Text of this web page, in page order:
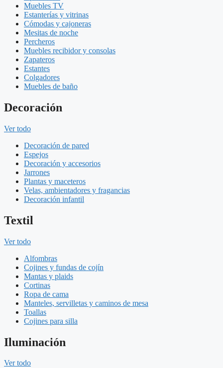
Muebles TV
Estanterías y vitrinas
Cómodas y cajoneras
Mesitas de noche
Percheros
Muebles recibidor y consolas
Zapateros
Estantes
Colgadores
Muebles de baño
Decoración
Ver todo
Decoración de pared
Espejos
Decoración y accesorios
Jarrones
Plantas y maceteros
Velas, ambientadores y fragancias
Decoración infantil
Textil
Ver todo
Alfombras
Cojines y fundas de cojín
Mantas y plaids
Cortinas
Ropa de cama
Manteles, servilletas y caminos de mesa
Toallas
Cojines para silla
Iluminación
Ver todo